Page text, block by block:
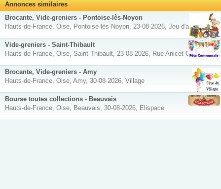
Annonces similaires
Brocante, Vide-greniers - Pontoise-lès-Noyon
Hauts-de-France, Oise, Pontoise-lès-Noyon, 23-08-2026, Jeu d'arc
Vide-greniers - Saint-Thibault
Hauts-de-France, Oise, Saint-Thibault, 23-08-2026, Rue Anicet Corniquet
Brocante, Vide-greniers - Amy
Hauts-de-France, Oise, Amy, 30-08-2026, Village
Bourse toutes collections - Beauvais
Hauts-de-France, Oise, Beauvais, 30-08-2026, Elispace